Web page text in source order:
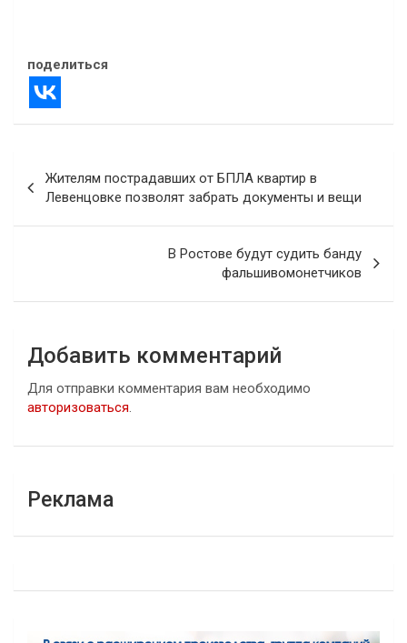
поделиться
по
записям
Жителям пострадавших от БПЛА квартир в
Левенцовке позволят забрать документы и вещи
В Ростове будут судить банду
фальшивомонетчиков
Добавить комментарий
Для отправки комментария вам необходимо
авторизоваться.
Реклама